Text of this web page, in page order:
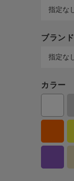
ブランド
カラー